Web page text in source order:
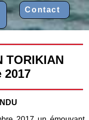
Contact
TORIKIAN